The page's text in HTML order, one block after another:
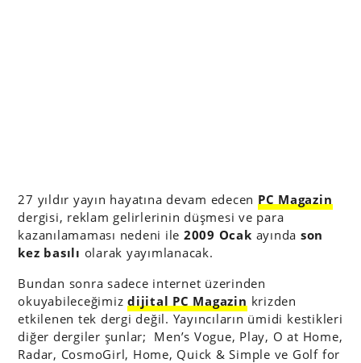
27 yıldır yayın hayatına devam edecen PC Magazin
dergisi, reklam gelirlerinin düşmesi ve para
kazanılamaması nedeni ile 2009 Ocak ayında son
kez basılı olarak yayımlanacak.
Bundan sonra sadece internet üzerinden
okuyabileceğimizdijital PC Magazin krizden
etkilenen tek dergi değil. Yayıncıların ümidi kestikleri
diğer dergiler şunlar; Men’s Vogue, Play, O at Home,
Radar, CosmoGirl, Home, Quick & Simple ve Golf for